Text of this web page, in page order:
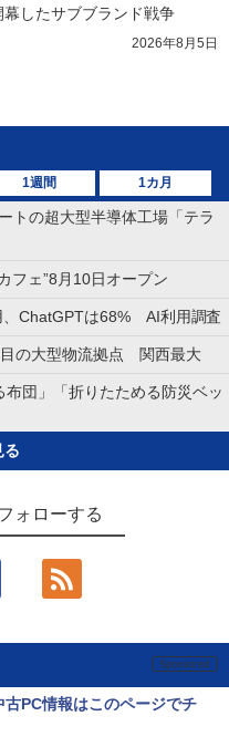
幕したサブブランド戦争
2026年8月5日
1週間 1カ月
トの超大型半導体工場「テラ
フェ”8月10日オープン
、ChatGPTは68% AI利用調査
の大型物流拠点 関西最大
団」「折りたためる防災ベッ
る
ォローする
PC情報はこのページでチ